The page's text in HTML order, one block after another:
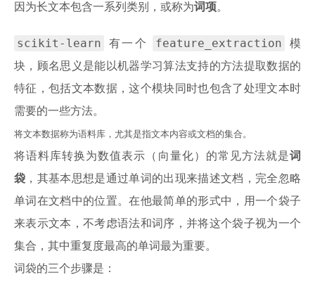
因为长文本包含一系列类别，或称为词项。
scikit-learn 有一个 feature_extraction
模
块，顾名思义是能以机器学习算法支持的方法提取数据的
特征，包括文本数据，这个模块同时也包含了处理文本时
需要的一些方法。
将文本数据称为语料库，尤其是指文本内容或文档的集合。
将语料库转换为数值表示（向量化）的常见方法就是词
袋 ，其基本思想是通过单词的出现来描述文档，完全忽略
单词在文档中的位置。在他最简单的形式中，用一个袋子
来表示文本，不考虑语法和词序，并将这个袋子视为一个
集合，其中重复度最高的单词最为重要。
词袋的三个步骤是：